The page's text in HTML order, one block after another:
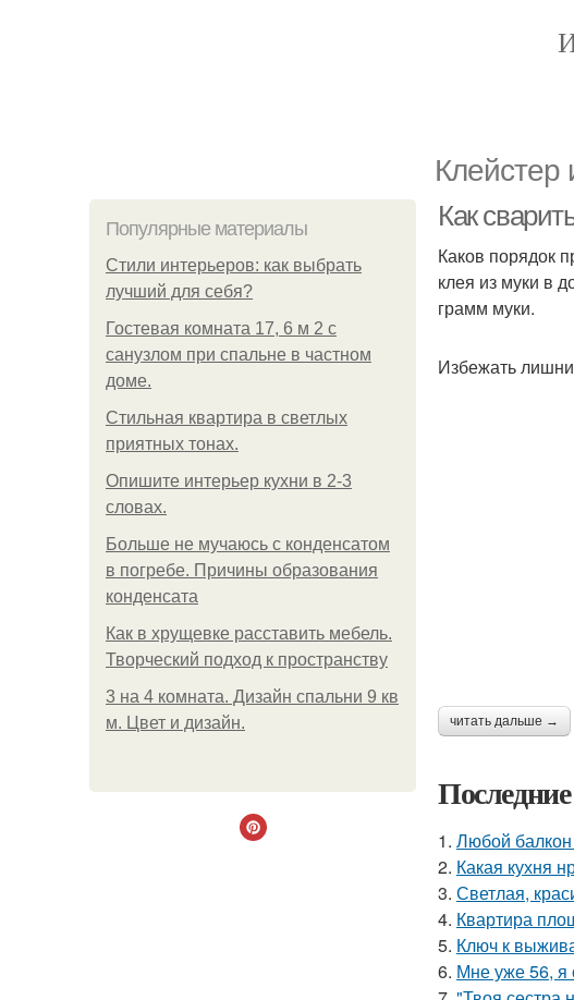
Клейстер
Популярные материалы
Стили интерьеров: как выбрать
лучший для себя?
Гостевая комната 17, 6 м 2 с
санузлом при спальне в частном
доме.
Стильная квартира в светлых
приятных тонах.
Опишите интерьер кухни в 2-3
словах.
Больше не мучаюсь с конденсатом
в погребе. Причины образования
конденсата
Как в хрущевке расставить мебель.
Творческий подход к пространству
3 на 4 комната. Дизайн спальни 9 кв
м. Цвет и дизайн.
Как
Каков порядок
клея из муки в
грамм муки.
Избежать
читать дальше →
1. Любой
2. Какая кухня
3. Светлая,
4. Квартира
5. Ключ к
6. Мне уже 56, я